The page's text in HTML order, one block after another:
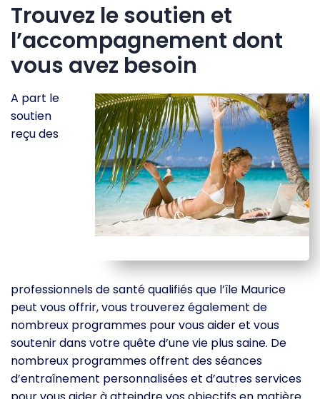
Trouvez le soutien et
l’accompagnement dont
vous avez besoin
A part le
soutien
reçu des
professionnels de santé qualifiés que l’île Maurice
peut vous offrir, vous trouverez également de
nombreux programmes pour vous aider et vous
soutenir dans votre quête d’une vie plus saine. De
nombreux programmes offrent des séances
d’entraînement personnalisées et d’autres services